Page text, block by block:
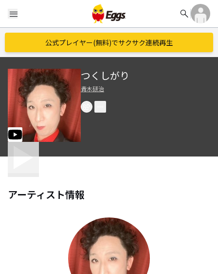
menu search
公式プレイヤー(無料)でサクサク連続再生
つくしがり
青木研治
アーティスト情報